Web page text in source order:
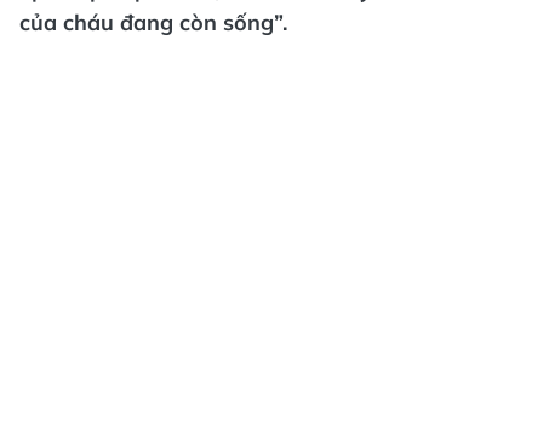
của cháu đang còn sống”.